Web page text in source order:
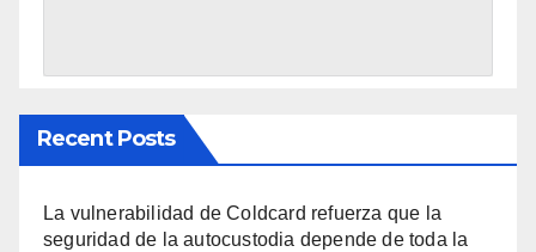
Recent Posts
La vulnerabilidad de Coldcard refuerza que la
seguridad de la autocustodia depende de toda la